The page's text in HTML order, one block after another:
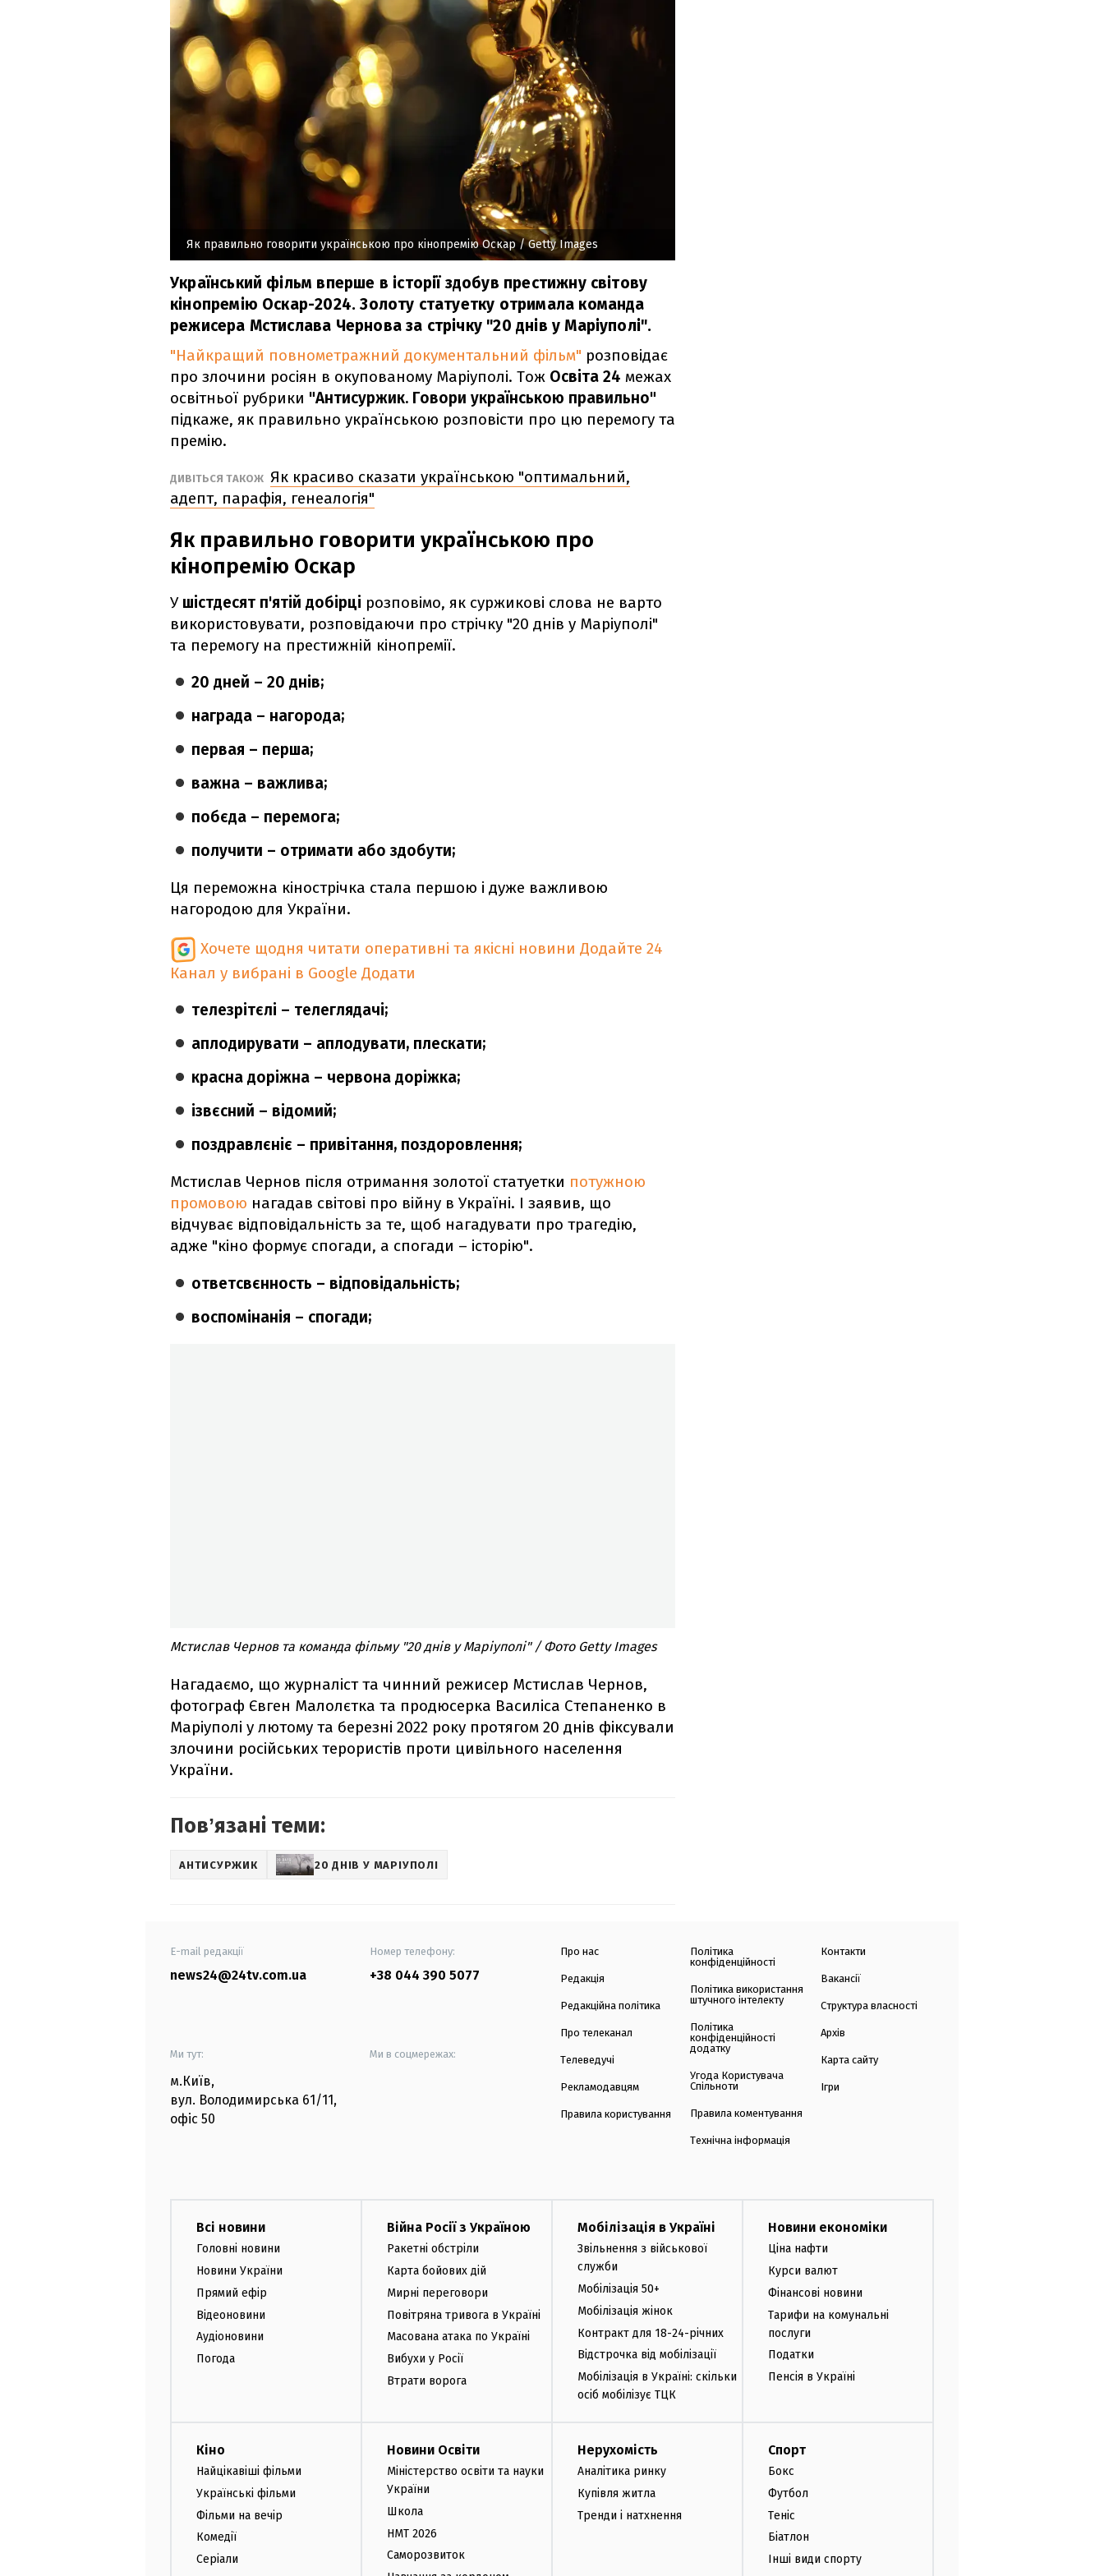
Як правильно говорити українською про кінопремію Оскар/ Getty Images
Український фільм вперше в історії здобув престижну світову
кінопремію Оскар-2024. Золоту статуетку отримала команда
режисера Мстислава Чернова за стрічку "20 днів у Маріуполі".
"Найкращий повнометражний документальний фільм" розповідає
про злочини росіян в окупованому Маріуполі. Тож Освіта 24 межах
освітньої рубрики "Антисуржик. Говори українською правильно"
підкаже, як правильно українською розповісти про цю перемогу та
премію.
ДИВІТЬСЯ ТАКОЖ Як красиво сказати українською "оптимальний,
адепт, парафія, генеалогія"
Як правильно говорити українською про
кінопремію Оскар
У шістдесят п'ятій добірці розповімо, як суржикові слова не варто
використовувати, розповідаючи про стрічку "20 днів у Маріуполі"
та перемогу на престижній кінопремії.
20 дней – 20 днів;
награда – нагорода;
первая – перша;
важна – важлива;
побєда – перемога;
получити – отримати або здобути;
Ця переможна кінострічка стала першою і дуже важливою
нагородою для України.
Хочете щодня читати оперативні та якісні новини Додайте 24
Канал у вибрані в Google Додати
телезрітєлі – телеглядачі;
аплодирувати – аплодувати, плескати;
красна доріжна – червона доріжка;
ізвєсний – відомий;
поздравлєніє – привітання, поздоровлення;
Мстислав Чернов після отримання золотої статуетки потужною
промовою нагадав світові про війну в Україні. І заявив, що
відчуває відповідальність за те, щоб нагадувати про трагедію,
адже "кіно формує спогади, а спогади – історію".
ответсвєнность – відповідальність;
воспомінанія – спогади;
Мстислав Чернов та команда фільму "20 днів у Маріуполі" / Фото Getty Images
Нагадаємо, що журналіст та чинний режисер Мстислав Чернов,
фотограф Євген Малолєтка та продюсерка Василіса Степаненко в
Маріуполі у лютому та березні 2022 року протягом 20 днів фіксували
злочини російських терористів проти цивільного населення
України.
Повʼязані теми:
АНТИСУРЖИК 20 ДНІВ У МАРІУПОЛІ
E-mail редакції
news24@24tv.com.ua
Номер телефону:
+38 044 390 5077
Ми тут:
м.Київ,
вул. Володимирська 61/11,
офіс 50
Ми в соцмережах:
Про нас
Редакція
Редакційна політика
Про телеканал
Телеведучі
Рекламодавцям
Правила користування
Політика
конфіденційності
Політика використання
штучного інтелекту
Політика
конфіденційності
додатку
Угода Користувача
Спільноти
Правила коментування
Технічна інформація
Контакти
Вакансії
Структура власності
Архів
Карта сайту
Ігри
Всі новини
Головні новини
Новини України
Прямий ефір
Відеоновини
Аудіоновини
Погода
Війна Росії з Україною
Ракетні обстріли
Карта бойових дій
Мирні переговори
Повітряна тривога в Україні
Масована атака по Україні
Вибухи у Росії
Втрати ворога
Мобілізація в Україні
Звільнення з військової
служби
Мобілізація 50+
Мобілізація жінок
Контракт для 18-24-річних
Відстрочка від мобілізації
Мобілізація в Україні: скільки
осіб мобілізує ТЦК
Новини економіки
Ціна нафти
Курси валют
Фінансові новини
Тарифи на комунальні
послуги
Податки
Пенсія в Україні
Кіно
Найцікавіші фільми
Українські фільми
Фільми на вечір
Комедії
Серіали
Новини Освіти
Міністерство освіти та науки
України
Школа
НМТ 2026
Саморозвиток
Нерухомість
Аналітика ринку
Купівля житла
Тренди і натхнення
Спорт
Бокс
Футбол
Теніс
Біатлон
Інші види спорту